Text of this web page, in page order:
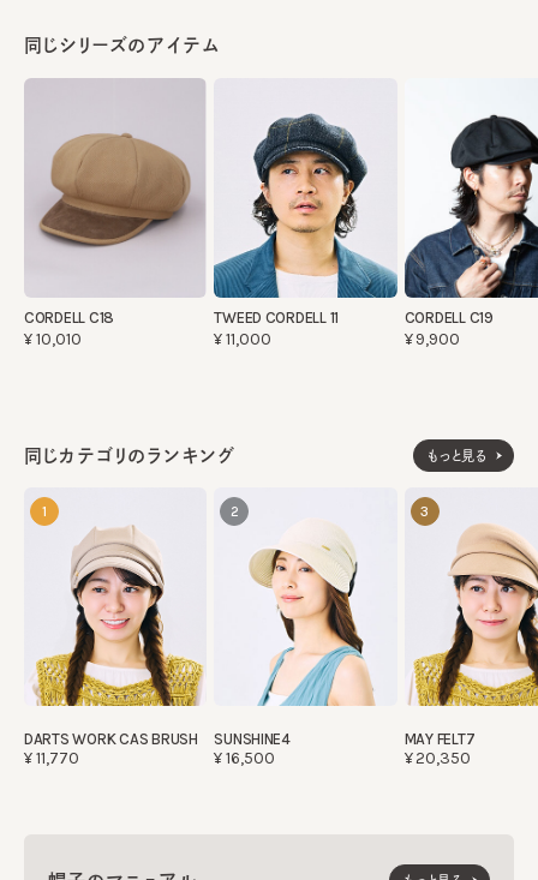
同じシリーズのアイテム
CORDELL C18
¥10,010
TWEED CORDELL 11
¥11,000
CORDELL C19
¥9,900
同じカテゴリのランキング もっと見る
1
DARTS WORK CAS BRUSH
¥11,770
2
SUNSHINE4
¥16,500
3
MAY FELT7
¥20,350